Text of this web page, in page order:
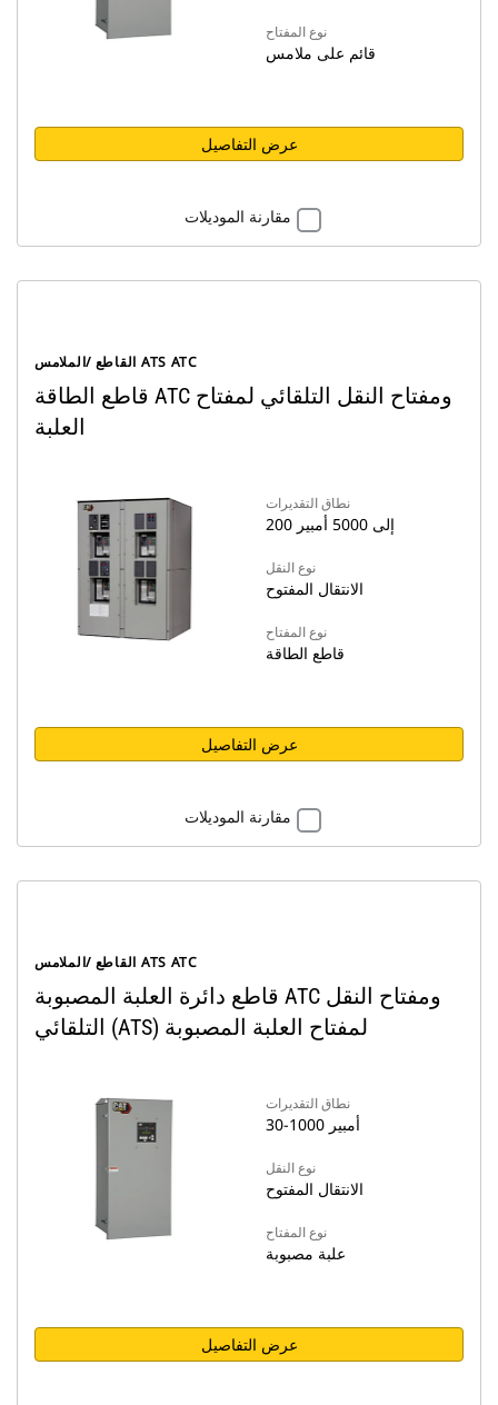
نوع المفتاح
قائم على ملامس
عرض التفاصيل
مقارنة الموديلات
القاطع /الملامس ATS ATC
قاطع الطاقة ATC ومفتاح النقل التلقائي لمفتاح
العلبة
نطاق التقديرات
200 إلى 5000 أمبير
نوع النقل
الانتقال المفتوح
نوع المفتاح
قاطع الطاقة
عرض التفاصيل
مقارنة الموديلات
القاطع /الملامس ATS ATC
قاطع دائرة العلبة المصبوبة ATC ومفتاح النقل
التلقائي (ATS) لمفتاح العلبة المصبوبة
نطاق التقديرات
30-1000 أمبير
نوع النقل
الانتقال المفتوح
نوع المفتاح
علبة مصبوبة
عرض التفاصيل